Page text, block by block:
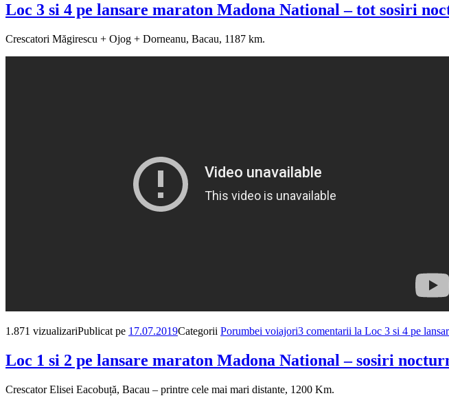
Loc 3 si 4 pe lansare maraton Madona National – tot sosiri
Crescatori Măgirescu + Ojog + Dorneanu, Bacau, 1187 km.
1.871 vizualizariPublicat pe 17.07.2019Categorii Porumbei voiajori3 comentarii la Loc 3 si 4 pe
Loc 1 si 2 pe lansare maraton Madona National – sosiri
Crescator Elisei Eacobuță, Bacau – printre cele mai mari distante, 1200 Km.